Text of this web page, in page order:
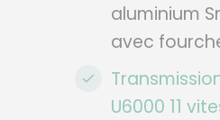
aluminium
avec
U6000 11